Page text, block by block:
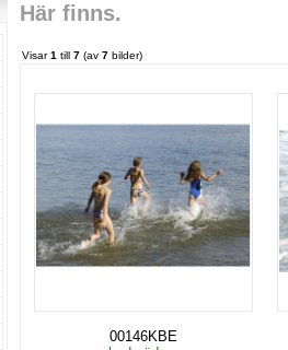
Här finns.
Visar1 till 7 (av 7 bilder)
00146KBE